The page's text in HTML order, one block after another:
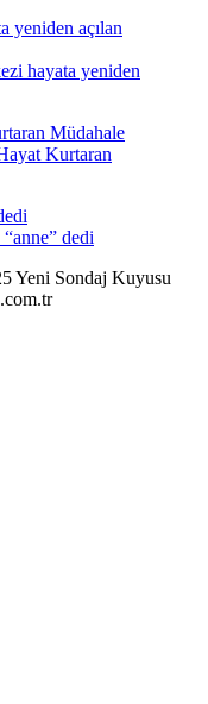
hayata yeniden
Kurtaran
dedi